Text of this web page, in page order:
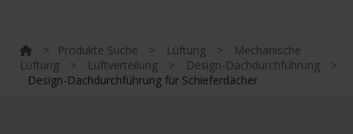
> Produkte Suche > Lüftung >
Mechanische
Lüftung
> Luftverteilung > Design-Dachdurchführung
>
Design-Dachdurchführung für Schieferdächer